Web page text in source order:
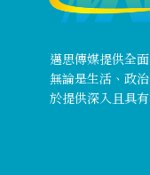
邁思傳媒提供全
無論是生活、政
於提供深入且具